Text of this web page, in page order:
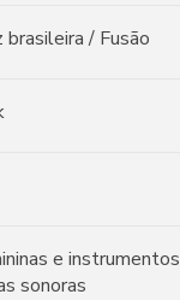
brasileira / Fusão
e
sonoras